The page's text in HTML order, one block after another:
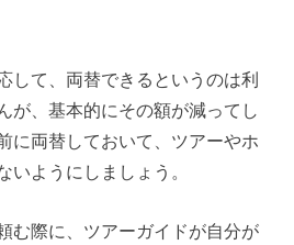
して、両替できるというのは利
が、基本的にその額が減ってし
に両替しておいて、ツアーやホ
いようにしましょう。
む際に、ツアーガイドが自分が